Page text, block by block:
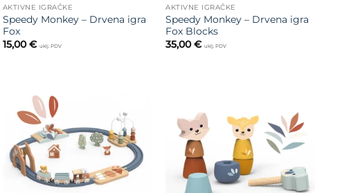
AKTIVNE IGRAČKE
Speedy Monkey – Drvena igra
Fox
15,00€ uklj. PDV
AKTIVNE IGRAČKE
Speedy Monkey – Drvena igra
Fox Blocks
35,00€ uklj. PDV
Dodajte
na listu
želja
Dodajte
na listu
želja